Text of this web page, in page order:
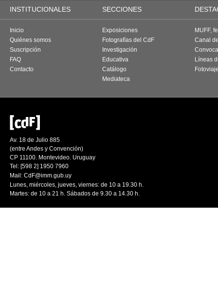
INSTITUCIONALES SECCIONES
Inicio
Quiénes somos
Suscripción
FAQ
Contacto
Exposiciones
Fotografías del CdF
Investigación
Educativa
Catálogo
Mediateca
MUFF,
Canal
Líneas
Av. 18 de Julio 885
(entre Andes y Convención)
CP 11100. Montevideo. Uruguay
Tel: [598 2] 1950 7960
Mail: CdF@imm.gub.uy
Lunes, miércoles, jueves, viernes: de 10 a 19.30 h.
Martes: de 10 a 21 h. Sábados de 9.30 a 14.30 h.